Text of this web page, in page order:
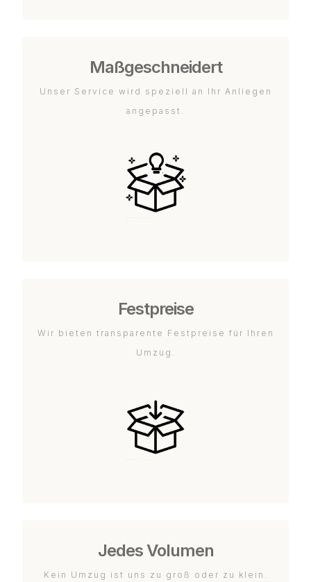
Maßgeschneidert
Unser Service wird speziell an Ihr Anliegen
angepasst.
Festpreise
Wir bieten transparente Festpreise für Ihren
Umzug.
Jedes Volumen
Kein Umzug ist uns zu groß oder zu klein.